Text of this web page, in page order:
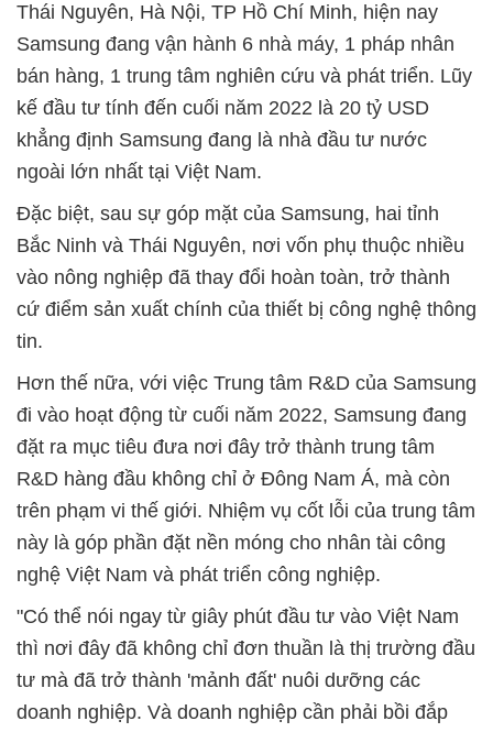
Thái Nguyên, Hà Nội, TP Hồ Chí Minh, hiện nay
Samsung đang vận hành 6 nhà máy, 1 pháp nhân
bán hàng, 1 trung tâm nghiên cứu và phát triển. Lũy
kế đầu tư tính đến cuối năm 2022 là 20 tỷ USD
khẳng định Samsung đang là nhà đầu tư nước
ngoài lớn nhất tại Việt Nam.
Đặc biệt, sau sự góp mặt của Samsung, hai tỉnh
Bắc Ninh và Thái Nguyên, nơi vốn phụ thuộc nhiều
vào nông nghiệp đã thay đổi hoàn toàn, trở thành
cứ điểm sản xuất chính của thiết bị công nghệ thông
tin.
Hơn thế nữa, với việc Trung tâm R&D của Samsung
đi vào hoạt động từ cuối năm 2022, Samsung đang
đặt ra mục tiêu đưa nơi đây trở thành trung tâm
R&D hàng đầu không chỉ ở Đông Nam Á, mà còn
trên phạm vi thế giới. Nhiệm vụ cốt lỗi của trung tâm
này là góp phần đặt nền móng cho nhân tài công
nghệ Việt Nam và phát triển công nghiệp.
"Có thể nói ngay từ giây phút đầu tư vào Việt Nam
thì nơi đây đã không chỉ đơn thuần là thị trường đầu
tư mà đã trở thành 'mảnh đất' nuôi dưỡng các
doanh nghiệp. Và doanh nghiệp cần phải bồi đắp